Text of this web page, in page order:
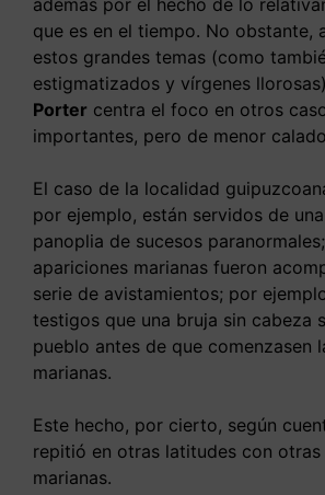
que es en el tiempo. No obstante,
estos grandes temas (como
estigmatizados y vírgenes llorosas)
Porter centra el foco en otros
importantes, pero de menor
El caso de la localidad
por ejemplo, están servidos de
panoplia de sucesos
apariciones marianas fueron
serie de avistamientos; por
testigos que una bruja sin cabeza
pueblo antes de que comenzasen
marianas.
Este hecho, por cierto, según
repitió en otras latitudes con otras
marianas.